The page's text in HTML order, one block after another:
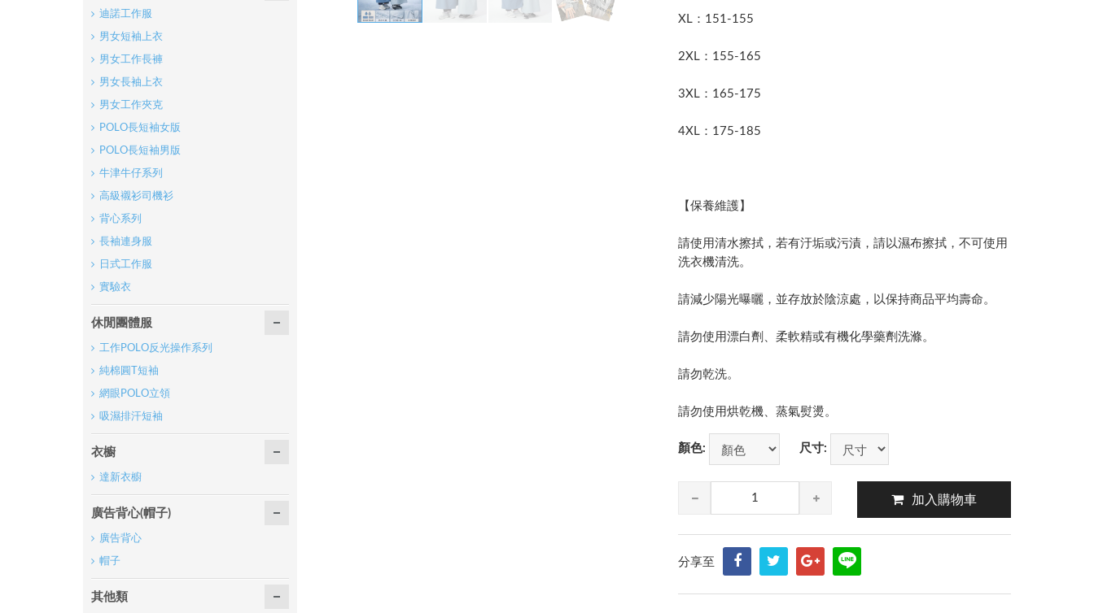
XL：151-155
2XL：155-165
3XL：165-175
4XL：175-185
【保養維護】
請使用清水擦拭，若有汙垢或污漬，請以濕布擦拭，不可使用
洗衣機清洗。
請減少陽光曝曬，並存放於陰涼處，以保持商品平均壽命。
請勿使用漂白劑、柔軟精或有機化學藥劑洗滌。
請勿乾洗。
請勿使用烘乾機、蒸氣熨燙。
顏色: 尺寸:
加入購物車
分享至
迪諾工作服
男女短袖上衣
男女工作長褲
男女長袖上衣
男女工作夾克
POLO長短袖女版
POLO長短袖男版
牛津牛仔系列
高級襯衫司機衫
背心系列
長袖連身服
日式工作服
實驗衣
休閒團體服
工作POLO反光操作系列
純棉圓T短袖
網眼POLO立領
吸濕排汗短袖
衣櫥
達新衣櫥
廣告背心(帽子)
廣告背心
帽子
其他類